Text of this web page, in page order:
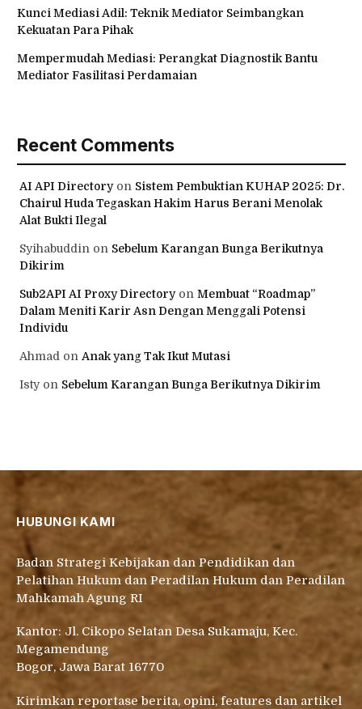
Kunci Mediasi Adil: Teknik Mediator Seimbangkan
Kekuatan Para Pihak
Mempermudah Mediasi: Perangkat Diagnostik Bantu
Mediator Fasilitasi Perdamaian
Recent Comments
AI API Directoryon Sistem Pembuktian KUHAP 2025: Dr.
Chairul Huda Tegaskan Hakim Harus Berani Menolak
Alat Bukti Ilegal
Syihabuddin on Sebelum Karangan Bunga Berikutnya
Dikirim
Sub2API AI Proxy Directoryon Membuat “Roadmap”
Dalam Meniti Karir Asn Dengan Menggali Potensi
Individu
Ahmad on Anak yang Tak Ikut Mutasi
Istyon Sebelum Karangan Bunga Berikutnya Dikirim
HUBUNGI KAMI
Badan Strategi Kebijakan dan Pendidikan dan
Pelatihan Hukum dan Peradilan Hukum dan Peradilan
Mahkamah Agung RI
Kantor: Jl. Cikopo Selatan Desa Sukamaju, Kec.
Megamendung
Bogor, Jawa Barat 16770
Kirimkan reportase berita, opini, features dan artikel